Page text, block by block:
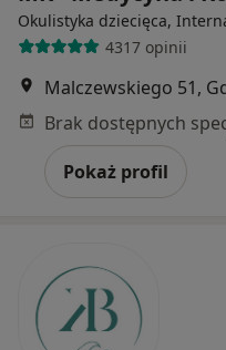
Okulistyka dziecięca,
4317 opinii
Malczewskiego 51,
Pokaż profil